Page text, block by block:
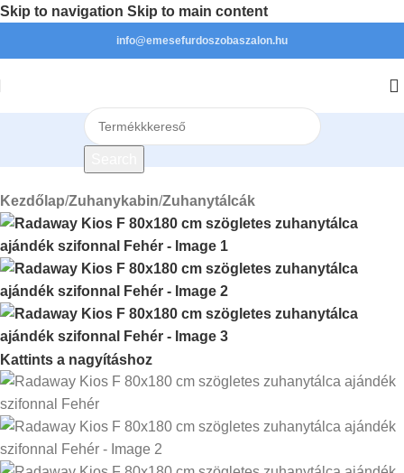
Skip to navigation Skip to main content
info@emesefurdoszobaszalon.hu
Kezdőlap/Zuhanykabin/Zuhanytálcák
Kattints a nagyításhoz